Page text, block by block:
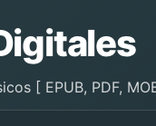
[ EPUB, PDF,